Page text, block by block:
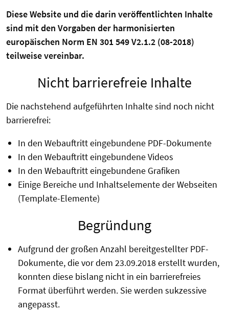
Diese Website und die darin veröffentlichten Inhalte
sind mit den Vorgaben der harmonisierten
europäischen Norm EN 301 549 V2.1.2 (08-2018)
teilweise vereinbar.
Nicht barrierefreie Inhalte
Die nachstehend aufgeführten Inhalte sind noch nicht
barrierefrei:
In den Webauftritt eingebundene PDF-Dokumente
In den Webauftritt eingebundene Videos
In den Webauftritt eingebundene Grafiken
Einige Bereiche und Inhaltselemente der Webseiten
(Template-Elemente)
Begründung
Aufgrund der großen Anzahl bereitgestellter PDF-
Dokumente, die vor dem 23.09.2018 erstellt wurden,
konnten diese bislang nicht in ein barrierefreies
Format überführt werden. Sie werden sukzessive
angepasst.